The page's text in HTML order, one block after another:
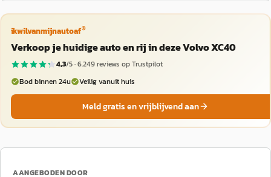
ikwilvanmijnautoaf®
Verkoop je huidige auto en rij in deze Volvo XC40
4,3/5 ·6.249reviews op Trustpilot
Bod binnen 24u
Veilig vanuit huis
Meld gratis en vrijblijvend aan
AANGEBODEN DOOR